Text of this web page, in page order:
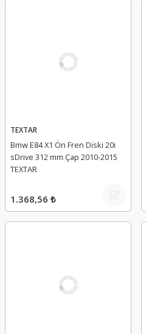
TEXTAR
Bmw E84 X1 Ön Fren Diski 20i
sDrive 312 mm Çap 2010-2015
TEXTAR
1.368,56 ₺